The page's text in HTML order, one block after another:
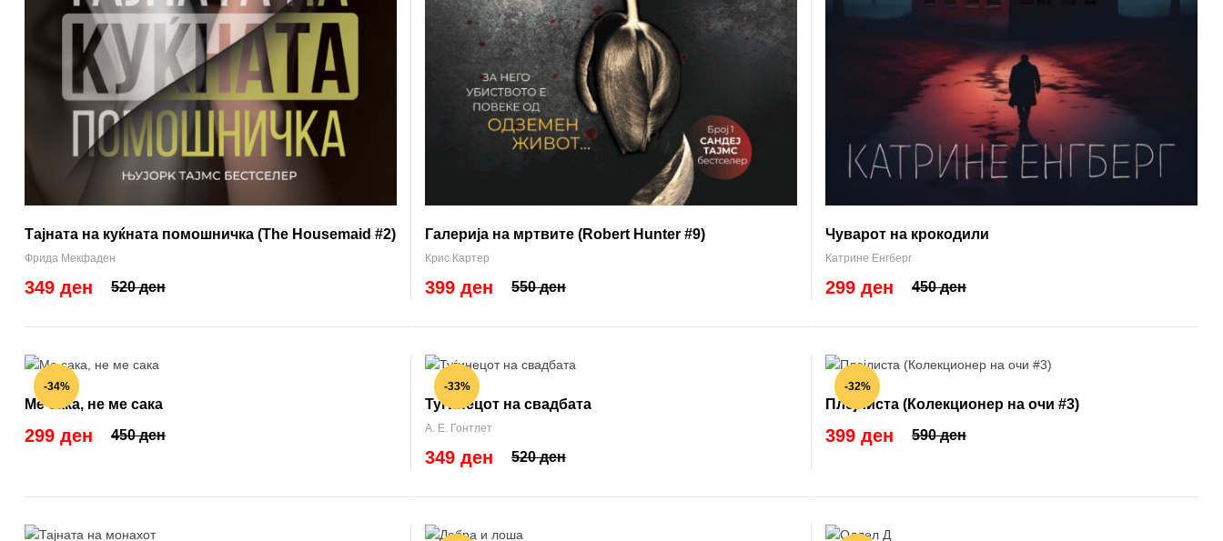
Тајната на куќната помошничка (The Housemaid #2)
Фрида Мекфаден
520 ден
349 ден
Галерија на мртвите (Robert Hunter #9)
Крис Картер
550 ден
399 ден
Чуварот на крокодили
Катрине Енгберг
450 ден
299 ден
-34%
Ме сака, не ме сака
450 ден
299 ден
-33%
Туѓинецот на свадбата
А. Е. Гонтлет
520 ден
349 ден
-32%
Плејлиста (Колекционер на очи #3)
590 ден
399 ден